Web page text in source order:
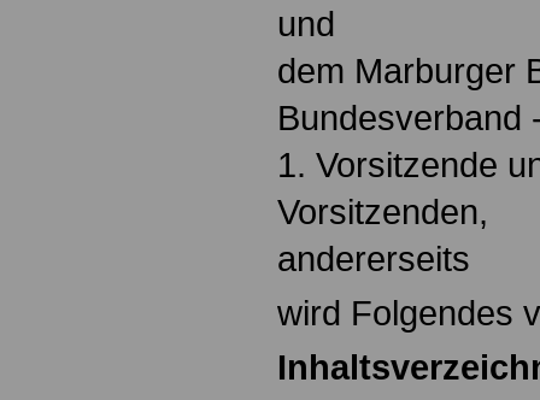
und
dem Marburger
Bundesverband
1. Vorsitzende
Vorsitzenden,
andererseits
wird Folgendes